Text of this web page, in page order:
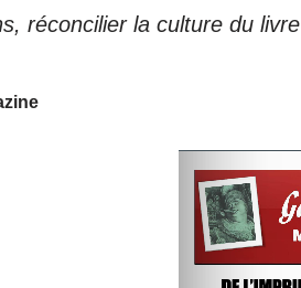
réconcilier la culture du